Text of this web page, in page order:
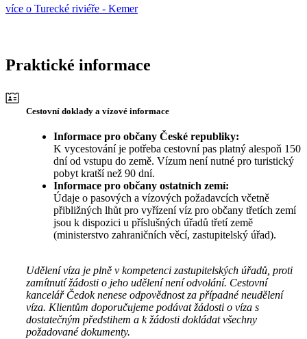
více o Turecké riviéře - Kemer
Praktické informace
Cestovní doklady a vízové informace
Informace pro občany České republiky:
K vycestování je potřeba cestovní pas platný alespoň 150
dní od vstupu do země. Vízum není nutné pro turistický
pobyt kratší než 90 dní.
Informace pro občany ostatních zemí:
Údaje o pasových a vízových požadavcích včetně
přibližných lhůt pro vyřízení víz pro občany třetích zemí
jsou k dispozici u příslušných úřadů třetí země
(ministerstvo zahraničních věcí, zastupitelský úřad).
Udělení víza je plně v kompetenci zastupitelských úřadů, proti
zamítnutí žádosti o jeho udělení není odvolání. Cestovní
kancelář Čedok nenese odpovědnost za případné neudělení
víza. Klientům doporučujeme podávat žádosti o víza s
dostatečným předstihem a k žádosti dokládat všechny
požadované dokumenty.